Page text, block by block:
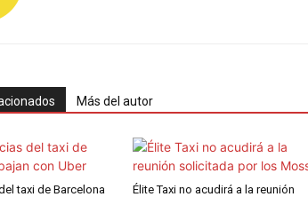
Más del autor
taxi de Barcelona
Élite Taxi no acudirá a la reunión